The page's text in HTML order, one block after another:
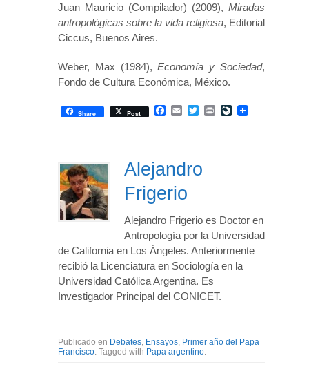
Juan Mauricio (Compilador) (2009), Miradas
antropológicas sobre la vida religiosa, Editorial
Ciccus, Buenos Aires.
Weber, Max (1984),Economía y Sociedad,
Fondo de Cultura Económica, México.
Share Post Facebook
EmailTwitterPrintLiveJournal
Alejandro
Frigerio
Alejandro Frigerio es Doctor en
Antropología por la Universidad
de California en Los Ángeles. Anteriormente
recibió la Licenciatura en Sociología en la
Universidad Católica Argentina. Es
Investigador Principal del CONICET.
Publicado en Debates Ensayos Primer año del Papa
Francisco . Tagged with Papa argentino